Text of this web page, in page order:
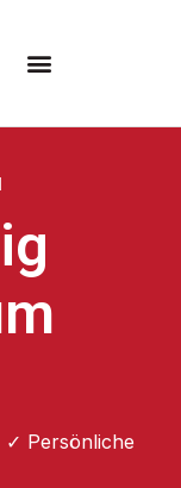
✓ Persönliche